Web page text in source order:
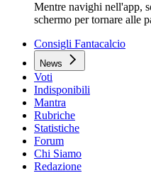
Mentre navighi nell'app,
schermo per tornare alle
Consigli Fantacalcio
News
Voti
Indisponibili
Mantra
Rubriche
Statistiche
Forum
Chi Siamo
Redazione